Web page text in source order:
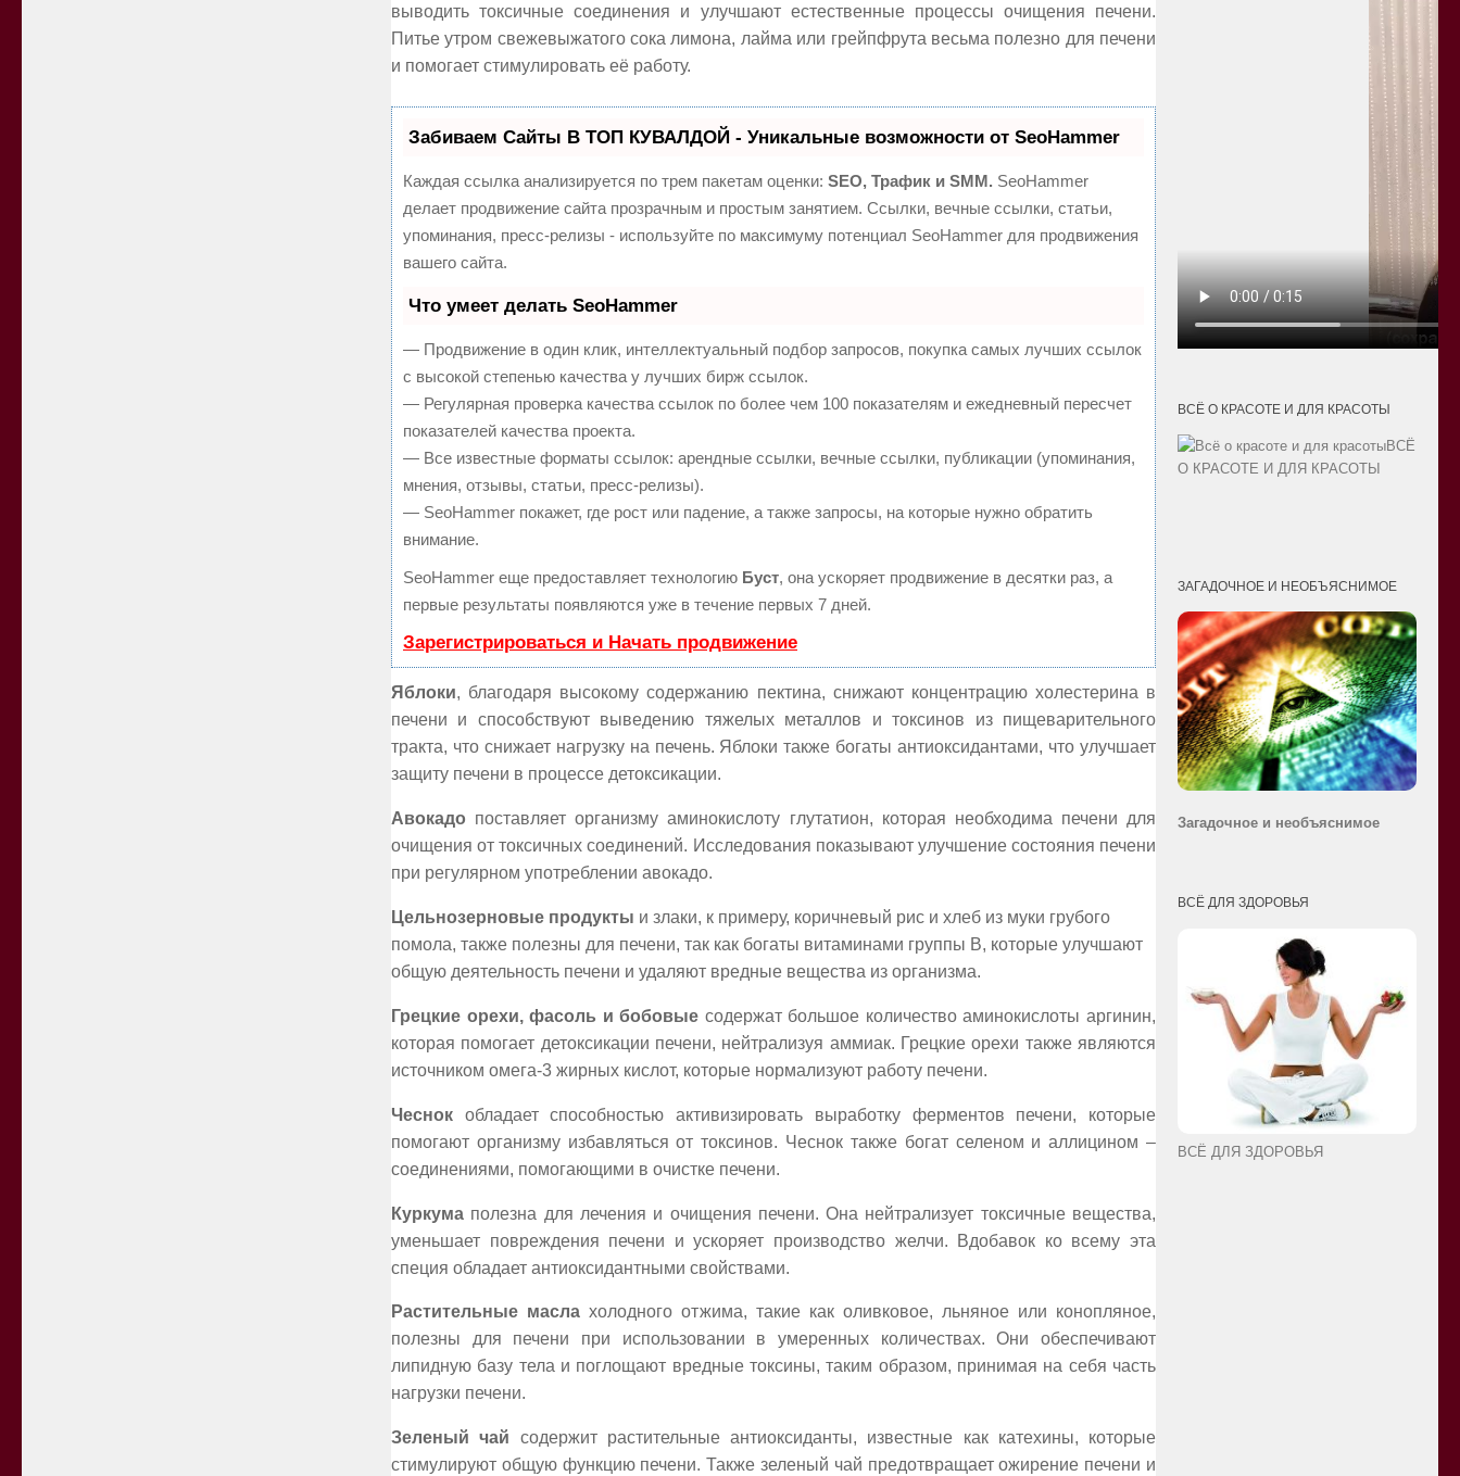
выводить токсичные соединения и улучшают естественные процессы очищения печени.
Питье утром свежевыжатого сока лимона, лайма или грейпфрута весьма полезно для печени
и помогает стимулировать её работу.
Забиваем Сайты В ТОП КУВАЛДОЙ - Уникальные возможности от SeoHammer
Каждая ссылка анализируется по трем пакетам оценки: SEO, Трафик и SMM. SeoHammer
делает продвижение сайта прозрачным и простым занятием. Ссылки, вечные ссылки, статьи,
упоминания, пресс-релизы - используйте по максимуму потенциал SeoHammer для продвижения
вашего сайта.
Что умеет делать SeoHammer
— Продвижение в один клик, интеллектуальный подбор запросов, покупка самых лучших ссылок
с высокой степенью качества у лучших бирж ссылок.
— Регулярная проверка качества ссылок по более чем 100 показателям и ежедневный пересчет
показателей качества проекта.
— Все известные форматы ссылок: арендные ссылки, вечные ссылки, публикации (упоминания,
мнения, отзывы, статьи, пресс-релизы).
— SeoHammer покажет, где рост или падение, а также запросы, на которые нужно обратить
внимание.
SeoHammer еще предоставляет технологию Буст, она ускоряет продвижение в десятки раз, а
первые результаты появляются уже в течение первых 7 дней.
Зарегистрироваться и Начать продвижение
Яблоки, благодаря высокому содержанию пектина, снижают концентрацию холестерина в
печени и способствуют выведению тяжелых металлов и токсинов из пищеварительного
тракта, что снижает нагрузку на печень. Яблоки также богаты антиоксидантами, что улучшает
защиту печени в процессе детоксикации.
Авокадо поставляет организму аминокислоту глутатион, которая необходима печени для
очищения от токсичных соединений. Исследования показывают улучшение состояния печени
при регулярном употреблении авокадо.
Цельнозерновые продукты и злаки, к примеру, коричневый рис и хлеб из муки грубого
помола, также полезны для печени, так как богаты витаминами группы B, которые улучшают
общую деятельность печени и удаляют вредные вещества из организма.
Грецкие орехи, фасоль и бобовые содержат большое количество аминокислоты аргинин,
которая помогает детоксикации печени, нейтрализуя аммиак. Грецкие орехи также являются
источником омега-3 жирных кислот, которые нормализуют работу печени.
Чеснок обладает способностью активизировать выработку ферментов печени, которые
помогают организму избавляться от токсинов. Чеснок также богат селеном и аллицином –
соединениями, помогающими в очистке печени.
Куркума полезна для лечения и очищения печени. Она нейтрализует токсичные вещества,
уменьшает повреждения печени и ускоряет производство желчи. Вдобавок ко всему эта
специя обладает антиоксидантными свойствами.
Растительные масла холодного отжима, такие как оливковое, льняное или конопляное,
полезны для печени при использовании в умеренных количествах. Они обеспечивают
липидную базу тела и поглощают вредные токсины, таким образом, принимая на себя часть
нагрузки печени.
Зеленый чай содержит растительные антиоксиданты, известные как катехины, которые
стимулируют общую функцию печени. Также зеленый чай предотвращает ожирение печени и
ВСЁ О КРАСОТЕ И ДЛЯ КРАСОТЫ
ВСЁ
О КРАСОТЕ И ДЛЯ КРАСОТЫ
ЗАГАДОЧНОЕ И НЕОБЪЯСНИМОЕ
Загадочное и необъяснимое
ВСЁ ДЛЯ ЗДОРОВЬЯ
ВСЁ ДЛЯ ЗДОРОВЬЯ